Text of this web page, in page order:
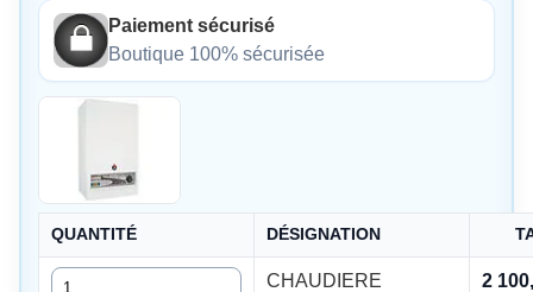
Paiement sécurisé
Boutique 100% sécurisée
QUANTITÉ DÉSIGNATION
Quantité
CHAUDIERE
2